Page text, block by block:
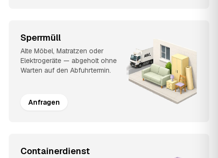
Sperrmüll
Alte Möbel, Matratzen oder
Elektrogeräte — abgeholt ohne
Warten auf den Abfuhrtermin.
Anfragen
Containerdienst